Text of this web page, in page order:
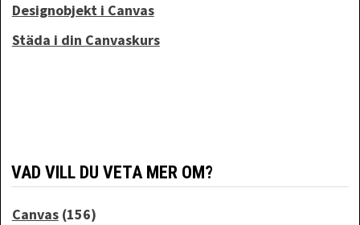
Designobjekt i Canvas
Städa i din Canvaskurs
VAD VILL DU VETA MER OM?
Canvas(156)